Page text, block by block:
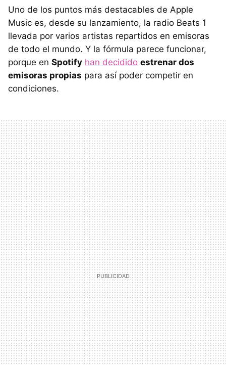
Uno de los puntos más destacables de Apple
Music es, desde su lanzamiento, la radio Beats 1
llevada por varios artistas repartidos en emisoras
de todo el mundo. Y la fórmula parece funcionar,
porque en Spotify han decidido estrenar dos
emisoras propias para así poder competir en
condiciones.